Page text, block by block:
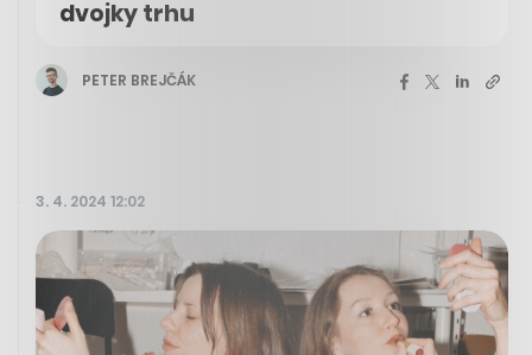
dvojky trhu
PETER BREJČÁK
3. 4. 2024 12:02